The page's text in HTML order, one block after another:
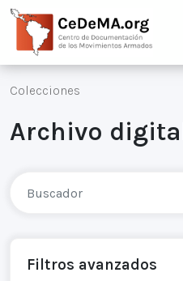
Colecciones
Archivo
Filtros avanzados